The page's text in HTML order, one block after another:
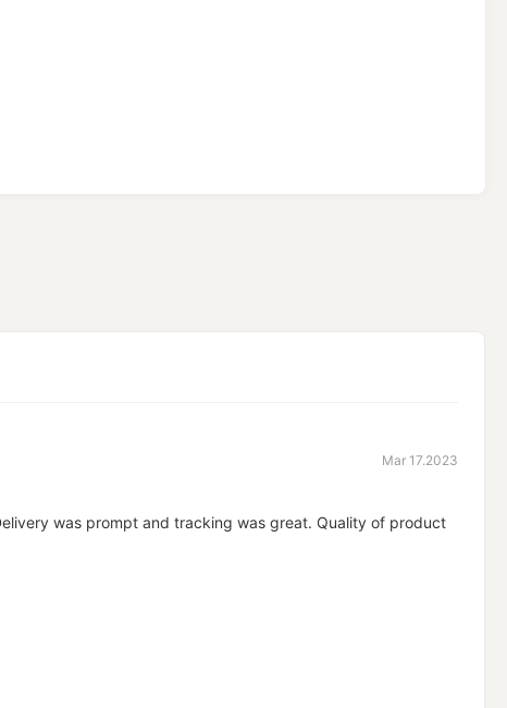
Mar 17.2023
was prompt and tracking was great. Quality of product